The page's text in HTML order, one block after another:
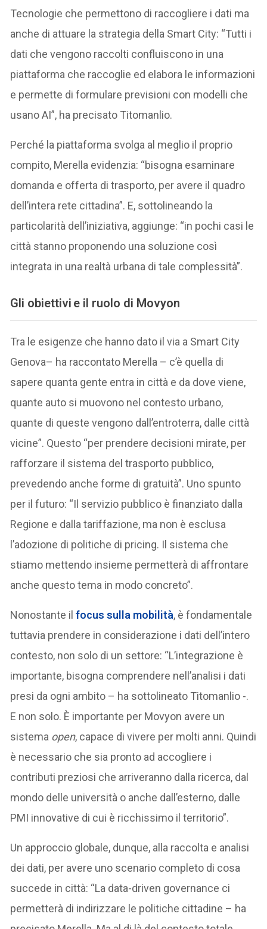
Tecnologie che permettono di raccogliere i dati ma
anche di attuare la strategia della Smart City: “Tutti i
dati che vengono raccolti confluiscono in una
piattaforma che raccoglie ed elabora le informazioni
e permette di formulare previsioni con modelli che
usano AI”, ha precisato Titomanlio.
Perché la piattaforma svolga al meglio il proprio
compito, Merella evidenzia: “bisogna esaminare
domanda e offerta di trasporto, per avere il quadro
dell’intera rete cittadina”. E, sottolineando la
particolarità dell’iniziativa, aggiunge: “in pochi casi le
città stanno proponendo una soluzione così
integrata in una realtà urbana di tale complessità”.
Gli obiettivi e il ruolo di Movyon
Tra le esigenze che hanno dato il via a Smart City
Genova– ha raccontato Merella – c’è quella di
sapere quanta gente entra in città e da dove viene,
quante auto si muovono nel contesto urbano,
quante di queste vengono dall’entroterra, dalle città
vicine”. Questo “per prendere decisioni mirate, per
rafforzare il sistema del trasporto pubblico,
prevedendo anche forme di gratuità”. Uno spunto
per il futuro: “Il servizio pubblico è finanziato dalla
Regione e dalla tariffazione, ma non è esclusa
l’adozione di politiche di pricing. Il sistema che
stiamo mettendo insieme permetterà di affrontare
anche questo tema in modo concreto”.
Nonostante ilfocus sulla mobilità, è fondamentale
tuttavia prendere in considerazione i dati dell’intero
contesto, non solo di un settore: “L’integrazione è
importante, bisogna comprendere nell’analisi i dati
presi da ogni ambito – ha sottolineato Titomanlio -.
E non solo. È importante per Movyon avere un
sistema open, capace di vivere per molti anni. Quindi
è necessario che sia pronto ad accogliere i
contributi preziosi che arriveranno dalla ricerca, dal
mondo delle università o anche dall’esterno, dalle
PMI innovative di cui è ricchissimo il territorio”.
Un approccio globale, dunque, alla raccolta e analisi
dei dati, per avere uno scenario completo di cosa
succede in città: “La data-driven governance ci
permetterà di indirizzare le politiche cittadine – ha